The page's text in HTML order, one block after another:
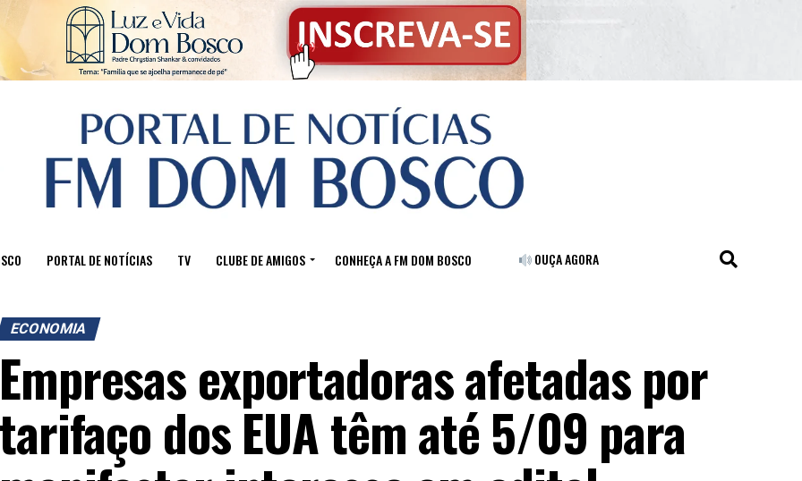
PORTAL DE NOTÍCIAS TV CLUBE DE AMIGOS CONHEÇA A FM DOM BOSCO OUÇA AGORA
ECONOMIA
Empresas exportadoras afetadas por
tarifaço dos EUA têm até 5/09 para